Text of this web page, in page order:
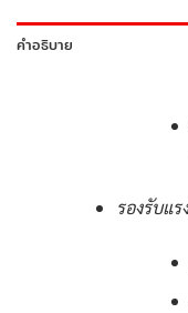
คำอธิบาย
รองรับแ